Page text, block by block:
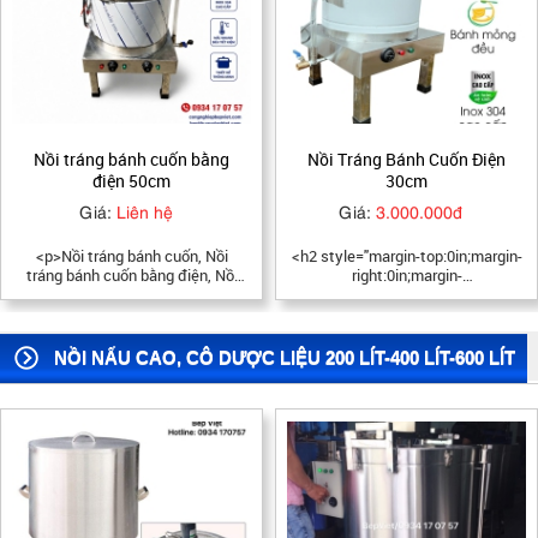
Nồi Tráng Bánh Cuốn Điện
30cm
Giá:3.000.000đ
<h2 style="margin-top:0in;margin-
right:0in;margin-
bottom:7.5pt;margin-
left:0in;background:white;">
<span style="font-size:16px;">
<strong><span style="font-
weight:normal;"><span
style="color:black;"><span
style="font-family:Arial,sans-
serif;">Thông số kỹ thuật của nồi
điện tráng bánh cuốn
30cm </span></span></span>
</strong></span></h2> <ul> <li
style="background: white;">
<span style="font-size:14px;">
Nồi Tráng Bánh Cuốn Inox
Gas, Than Củi
Giá:Liên hệ
Nồi Tráng Bánh Cuốn Inox Gas,
Than Củi, Nồi tráng bánh cuốn
size 24cm, 26cm, 28cm, 30cm,
32cm, 34cm, 36cm, Nồi tráng
bánh cuốn than củi, ga,
NỒI NẤU CAO, CÔ DƯỢC LIỆU 200 LÍT-400 LÍT-600 LÍT